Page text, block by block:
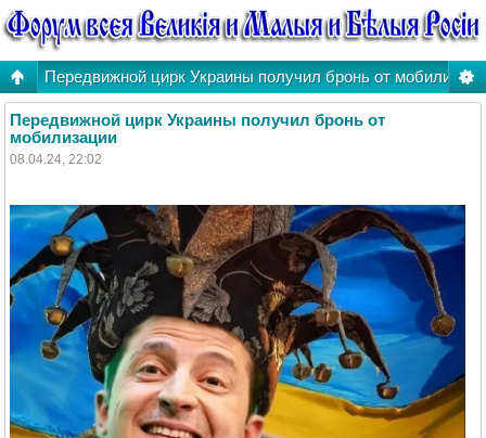
Передвижной цирк Украины получил бронь от
Передвижной цирк Украины получил бронь от
мобилизации
08.04.24, 22:02